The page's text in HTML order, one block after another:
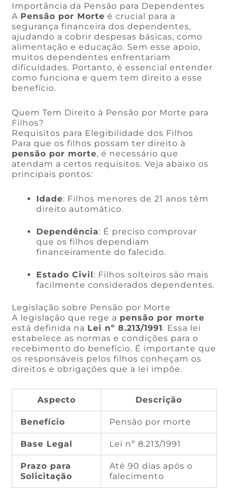
Importância da Pensão para Dependentes
A Pensão por Morte é crucial para a
segurança financeira dos dependentes,
ajudando a cobrir despesas básicas, como
alimentação e educação. Sem esse apoio,
muitos dependentes enfrentariam
dificuldades. Portanto, é essencial entender
como funciona e quem tem direito a esse
benefício.
Quem Tem Direito à Pensão por Morte para
Filhos?
Requisitos para Elegibilidade dos Filhos
Para que os filhos possam ter direito à
pensão por morte, é necessário que
atendam a certos requisitos. Veja abaixo os
principais pontos:
Idade: Filhos menores de 21 anos têm
direito automático.
Dependência: É preciso comprovar
que os filhos dependiam
financeiramente do falecido.
Estado Civil: Filhos solteiros são mais
facilmente considerados dependentes.
Legislação sobre Pensão por Morte
A legislação que rege a pensão por morte
está definida na Lei nº 8.213/1991. Essa lei
estabelece as normas e condições para o
recebimento do benefício. É importante que
os responsáveis pelos filhos conheçam os
direitos e obrigações que a lei impõe.
Aspecto Descrição
Benefício Pensão por morte
Base Legal Lei nº 8.213/1991
Prazo para
Solicitação
Até 90 dias após o
falecimento